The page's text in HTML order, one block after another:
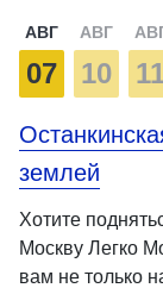
АВГ
07
АВГ
10
землей
Хотите
Москву Легко
вам не только